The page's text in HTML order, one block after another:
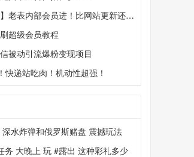
老表内部会员进！比网站更新还精彩！
超级会员教程
被动引流爆粉变现项目
快递站吃肉！机动性超强！
水炸弹和俄罗斯赌盘 震撼玩法
务 大晚上 玩 #露出 这种彩礼多少